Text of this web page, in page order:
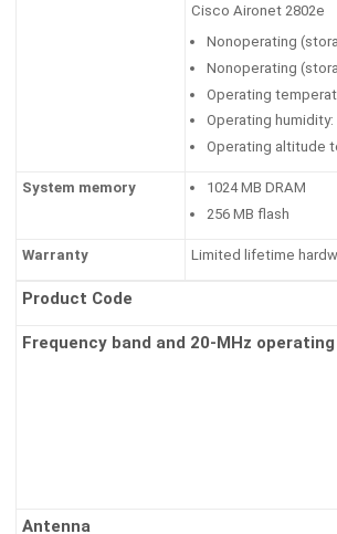
Cisco Aironet 2802e
Nonoperating
Nonoperating
Operating
Operating
Operating altitude
System memory
1024 MB DRAM
256 MB flash
Warranty Limited lifetime
Product Code
Frequency band and 20-MHz
Antenna